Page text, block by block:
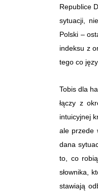
Republice
sytuacji,
Polski –
indeksu z
tego co
Tobis dla
łączy z
intuicyjnej
ale przede
dana
to, co
słownika,
stawiają